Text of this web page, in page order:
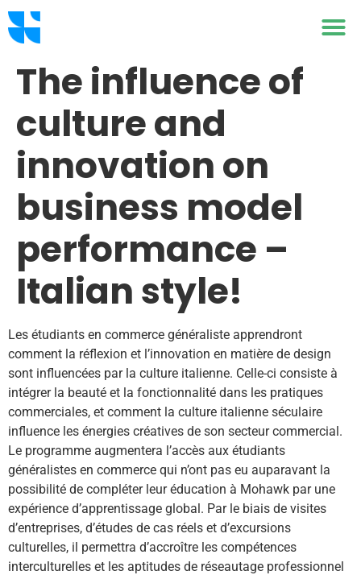
The influence of
culture and
innovation on
business model
performance –
Italian style!
Les étudiants en commerce généraliste apprendront
comment la réflexion et l’innovation en matière de design
sont influencées par la culture italienne. Celle-ci consiste à
intégrer la beauté et la fonctionnalité dans les pratiques
commerciales, et comment la culture italienne séculaire
influence les énergies créatives de son secteur commercial.
Le programme augmentera l’accès aux étudiants
généralistes en commerce qui n’ont pas eu auparavant la
possibilité de compléter leur éducation à Mohawk par une
expérience d’apprentissage global. Par le biais de visites
d’entreprises, d’études de cas réels et d’excursions
culturelles, il permettra d’accroître les compétences
interculturelles et les aptitudes de réseautage professionnel